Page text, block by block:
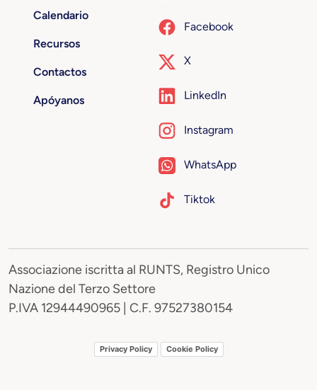
Calendario
Recursos
Contactos
Apóyanos
Facebook
X
LinkedIn
Instagram
WhatsApp
Tiktok
Associazione iscritta al RUNTS, Registro Unico
Nazione del Terzo Settore
P.IVA 12944490965 | C.F. 97527380154
Privacy Policy Cookie Policy